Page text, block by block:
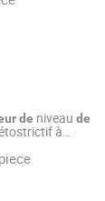
de niveau de
à